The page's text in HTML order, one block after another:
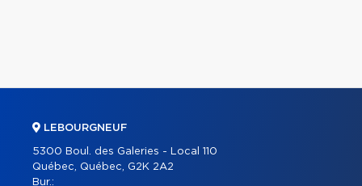
LEBOURGNEUF
5300 Boul. des Galeries - Local 110
Québec, Québec, G2K 2A2
Bur.: